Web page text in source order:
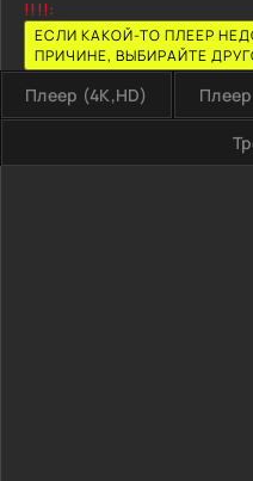
!!!!:
ЕСЛИ КАКОЙ-ТО ПЛЕЕР
ПРИЧИНЕ, ВЫБИРАЙТЕ
Плеер (4K,HD)